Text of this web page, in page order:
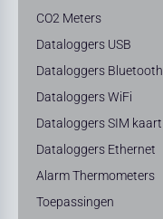
CO2 Meters
Dataloggers USB
Dataloggers Bluetooth
Dataloggers WiFi
Dataloggers SIM kaart
Dataloggers Ethernet
Alarm Thermometers
Toepassingen